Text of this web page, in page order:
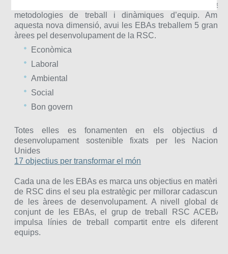
de manera transversal de tots els processos,
metodologies de treball i dinàmiques d’equip. Amb
aquesta nova dimensió, avui les EBAs treballem 5 grans
àrees pel desenvolupament de la RSC.
Econòmica
Laboral
Ambiental
Social
Bon govern
Totes elles es fonamenten en els objectius de
desenvolupament sostenible fixats per les Nacions
Unides
17 objectius per transformar el món
Cada una de les EBAs es marca uns objectius en matèria
de RSC dins el seu pla estratègic per millorar cadascuna
de les àrees de desenvolupament. A nivell global del
conjunt de les EBAs, el grup de treball RSC ACEBA
impulsa línies de treball compartit entre els diferents
equips.